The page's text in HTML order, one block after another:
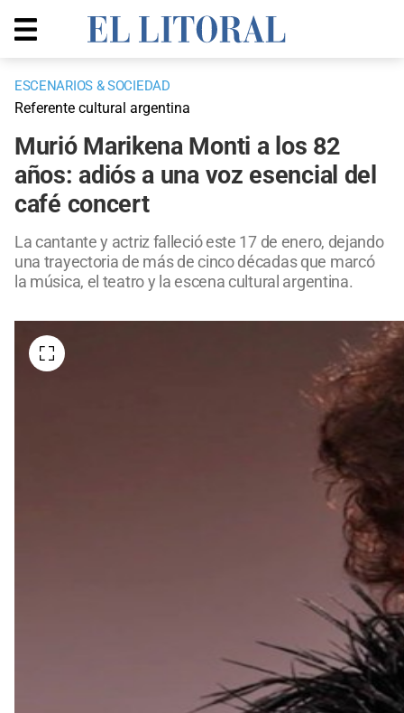
ESCENARIOS & SOCIEDAD
Referente cultural argentina
Murió Marikena Monti a los 82
años: adiós a una voz esencial del
café concert
La cantante y actriz falleció este 17 de enero, dejando
una trayectoria de más de cinco décadas que marcó
la música, el teatro y la escena cultural argentina.